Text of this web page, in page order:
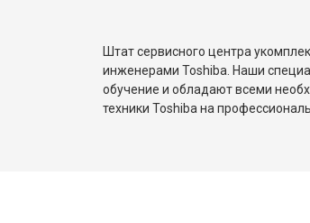
Штат сервисного центра
инженерами Toshiba. Наши
обучение и обладают всеми
техники Toshiba на